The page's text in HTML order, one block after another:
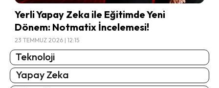
Yerli Yapay Zeka ile Eğitimde Yeni
Dönem: Notmatix İncelemesi!
23 TEMMUZ 2026 | 12:15
Teknoloji
Yapay Zeka